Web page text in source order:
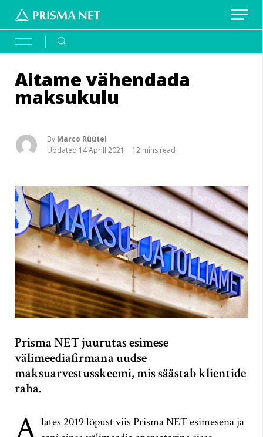
Erilahendus: värvikirevad prügikastid
Välireklaam Valimisteks
Küsi pakkumist
CATEGORIES:
News
Estonia
Aitame vähendada
maksukulu
By Marco Rüütel
Updated 14 Aprill 2021
12 mins read
Prisma NET juurutas esimese
välimeediafirmana uudse
maksuarvestusskeemi, mis säästab klientide
raha.
lates 2019 lõpust viis Prisma NET esimesena ja